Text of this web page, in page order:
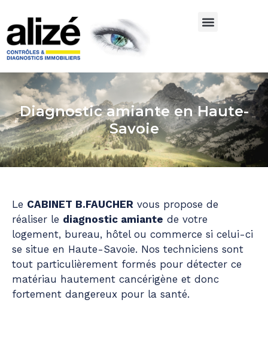
Diagnostic amiante en Haute-
Savoie
Le CABINET B.FAUCHER vous propose de
réaliser le diagnostic amiante de votre
logement, bureau, hôtel ou commerce si celui-ci
se situe en Haute-Savoie. Nos techniciens sont
tout particulièrement formés pour détecter ce
matériau hautement cancérigène et donc
fortement dangereux pour la santé.